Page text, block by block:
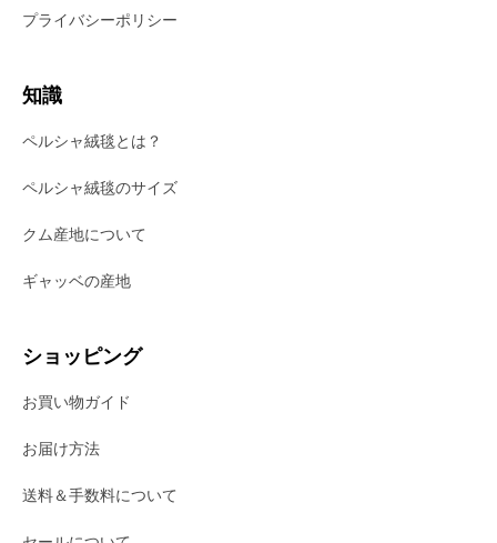
プライバシーポリシー
知識
ペルシャ絨毯とは？
ペルシャ絨毯のサイズ
クム産地について
ギャッベの産地
ショッピング
お買い物ガイド
お届け方法
送料＆手数料について